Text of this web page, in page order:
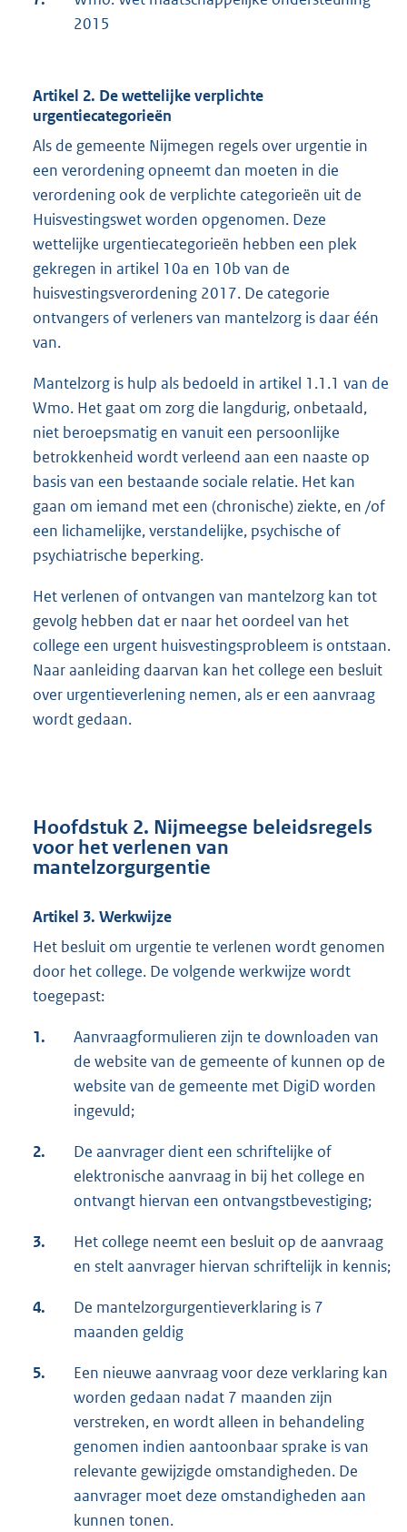
2015
Artikel 2. De wettelijke verplichte
urgentiecategorieën
Als de gemeente Nijmegen regels over urgentie in
een verordening opneemt dan moeten in die
verordening ook de verplichte categorieën uit de
Huisvestingswet worden opgenomen. Deze
wettelijke urgentiecategorieën hebben een plek
gekregen in artikel 10a en 10b van de
huisvestingsverordening 2017. De categorie
ontvangers of verleners van mantelzorg is daar één
van.
Mantelzorg is hulp als bedoeld in artikel 1.1.1 van de
Wmo. Het gaat om zorg die langdurig, onbetaald,
niet beroepsmatig en vanuit een persoonlijke
betrokkenheid wordt verleend aan een naaste op
basis van een bestaande sociale relatie. Het kan
gaan om iemand met een (chronische) ziekte, en /of
een lichamelijke, verstandelijke, psychische of
psychiatrische beperking.
Het verlenen of ontvangen van mantelzorg kan tot
gevolg hebben dat er naar het oordeel van het
college een urgent huisvestingsprobleem is ontstaan.
Naar aanleiding daarvan kan het college een besluit
over urgentieverlening nemen, als er een aanvraag
wordt gedaan.
Hoofdstuk 2. Nijmeegse beleidsregels
voor het verlenen van
mantelzorgurgentie
Artikel 3. Werkwijze
Het besluit om urgentie te verlenen wordt genomen
door het college. De volgende werkwijze wordt
toegepast:
1.
Aanvraagformulieren zijn te downloaden van
de website van de gemeente of kunnen op de
website van de gemeente met DigiD worden
ingevuld;
2.
De aanvrager dient een schriftelijke of
elektronische aanvraag in bij het college en
ontvangt hiervan een ontvangstbevestiging;
3.
Het college neemt een besluit op de aanvraag
en stelt aanvrager hiervan schriftelijk in kennis;
4.
De mantelzorgurgentieverklaring is 7
maanden geldig
5.
Een nieuwe aanvraag voor deze verklaring kan
worden gedaan nadat 7 maanden zijn
verstreken, en wordt alleen in behandeling
genomen indien aantoonbaar sprake is van
relevante gewijzigde omstandigheden. De
aanvrager moet deze omstandigheden aan
kunnen tonen.